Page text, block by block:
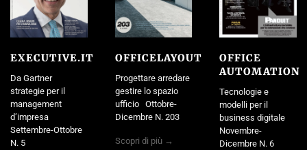
EXECUTIVE.IT
Da Gartner
strategie per il
management
d’impresa
Settembre-Ottobre
N. 5
OFFICELAYOUT
Progettare arredare
gestire lo spazio
ufficio Ottobre-
Dicembre N. 203
Scopri di più →
OFFICE
AUTOMATION
Tecnologie e
modelli per il
business digitale
Novembre-
Dicembre N. 6